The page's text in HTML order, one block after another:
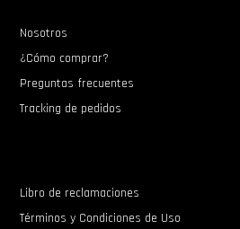
Nosotros
¿Cómo comprar?
Preguntas frecuentes
Tracking de pedidos
Libro de reclamaciones
Términos y Condiciones de Uso